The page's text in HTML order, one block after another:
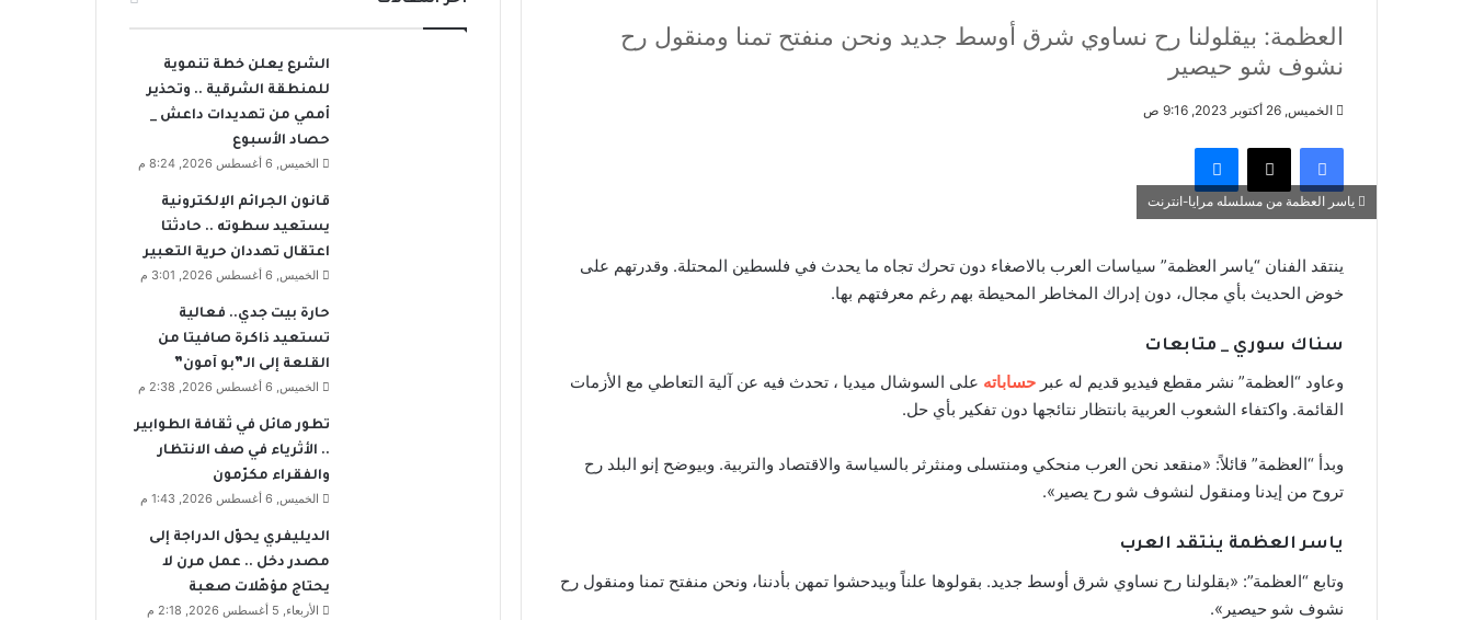
العظمة: بيقلولنا رح نساوي شرق أوسط جديد ونحن منفتح تمنا ومنقول رح
نشوف شو حيصير
الخميس, 26 أكتوبر 2023, 9:16 ص
فيسبوك
ياسر العظمة من مسلسله مرايا-انترنت
ينتقد الفنان “ياسر العظمة” سياسات العرب بالاصغاء دون تحرك تجاه ما يحدث في فلسطين المحتلة. وقدرتهم على
خوض الحديث بأي مجال، دون إدراك المخاطر المحيطة بهم رغم معرفتهم بها.
سناك سوري _ متابعات
وعاود “العظمة” نشر مقطع فيديو قديم له عبر حساباته على السوشال ميديا ، تحدث فيه عن آلية التعاطي مع الأزمات
القائمة. واكتفاء الشعوب العربية بانتظار نتائجها دون تفكير بأي حل.
وبدأ “العظمة” قائلاً: «منقعد نحن العرب منحكي ومنتسلى ومنثرثر بالسياسة والاقتصاد والتربية. وبيوضح إنو البلد رح
تروح من إيدنا ومنقول لنشوف شو رح يصير».
ياسر العظمة ينتقد العرب
وتابع “العظمة”: «بقلولنا رح نساوي شرق أوسط جديد. بقولوها علناً وبيدحشوا تمهن بأدننا، ونحن منفتح تمنا ومنقول رح
نشوف شو حيصير».
الشرع يعلن خطة تنموية
للمنطقة الشرقية .. وتحذير
أممي من تهديدات داعش _
حصاد الأسبوع
الخميس, 6 أغسطس 2026, 8:24 م
قانون الجرائم الإلكترونية
يستعيد سطوته .. حادثتا
اعتقال تهددان حرية التعبير
الخميس, 6 أغسطس 2026, 3:01 م
حارة بيت جدي.. فعالية
تستعيد ذاكرة صافيتا من
القلعة إلى الـ”بو آمون”
الخميس, 6 أغسطس 2026, 2:38 م
تطور هائل في ثقافة الطوابير
.. الأثرياء في صف الانتظار
والفقراء مكرّمون
الخميس, 6 أغسطس 2026, 1:43 م
الديليفري يحوّل الدراجة إلى
مصدر دخل .. عمل مرن لا
يحتاج مؤهّلات صعبة
الأربعاء, 5 أغسطس 2026, 2:18 م